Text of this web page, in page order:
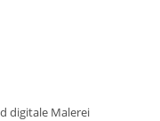
digitale Malerei